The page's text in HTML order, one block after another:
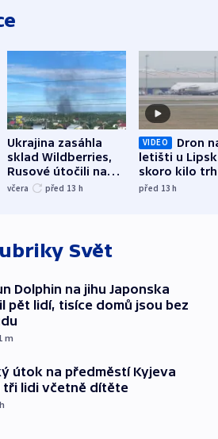
Ukrajina zasáhla
sklad Wildberries,
Rusové útočili na
trh, hasiče či
včera před 13 h
VIDEO
Dron
letišti u
skoro kilo
indicie
před 13h
Svět
Dolphin na jihu Japonska
pět lidí, tisíce domů jsou bez
m
útok na předměstí Kyjeva
tři lidi včetně dítěte
h